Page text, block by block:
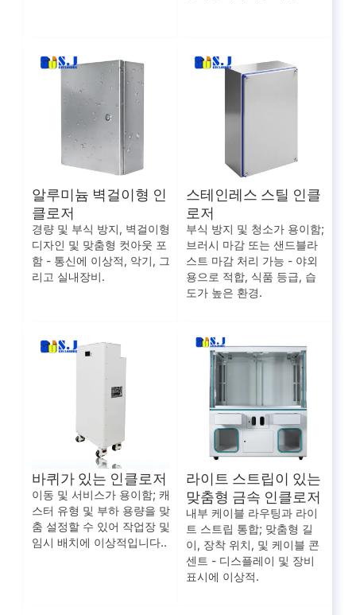
알루미늄 벽걸이형 인
클로저
경량 및 부식 방지, 벽걸이형
디자인 및 맞춤형 컷아웃 포
함 - 통신에 이상적, 악기, 그
리고 실내장비.
스테인레스 스틸 인클
로저
부식 방지 및 청소가 용이함;
브러시 마감 또는 샌드블라
스트 마감 처리 가능 - 야외
용으로 적합, 식품 등급, 습
도가 높은 환경.
바퀴가 있는 인클로저
이동 및 서비스가 용이함; 캐
스터 유형 및 부하 용량을 맞
춤 설정할 수 있어 작업장 및
임시 배치에 이상적입니다..
라이트 스트립이 있는
맞춤형 금속 인클로저
내부 케이블 라우팅과 라이
트 스트립 통합; 맞춤형 길
이, 장착 위치, 및 케이블 콘
센트 - 디스플레이 및 장비
표시에 이상적.